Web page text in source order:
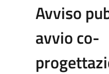
Avviso
avvio co-